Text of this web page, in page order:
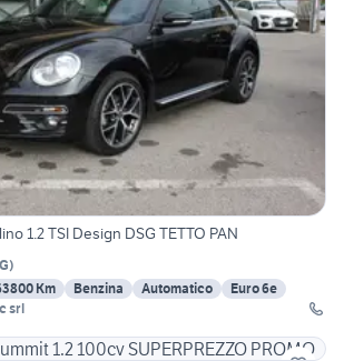
1.2 TSI Design DSG TETTO PAN
)
Km Benzina Automatico
Euro 6e
srl